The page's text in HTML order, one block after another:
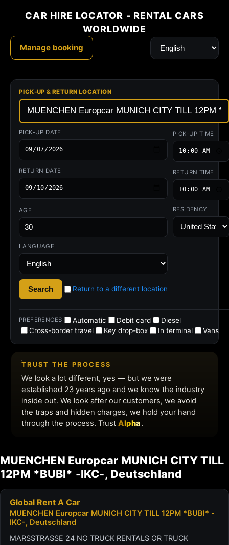
MUENCHEN Europcar MUNICH CITY TILL
12PM *BUBI* -IKC-, Deutschland
Global Rent A Car
MUENCHEN Europcar MUNICH CITY TILL 12PM *BUBI* -
IKC-, Deutschland
MARSSTRASSE 24 NO TRUCK RENTALS OR TRUCK